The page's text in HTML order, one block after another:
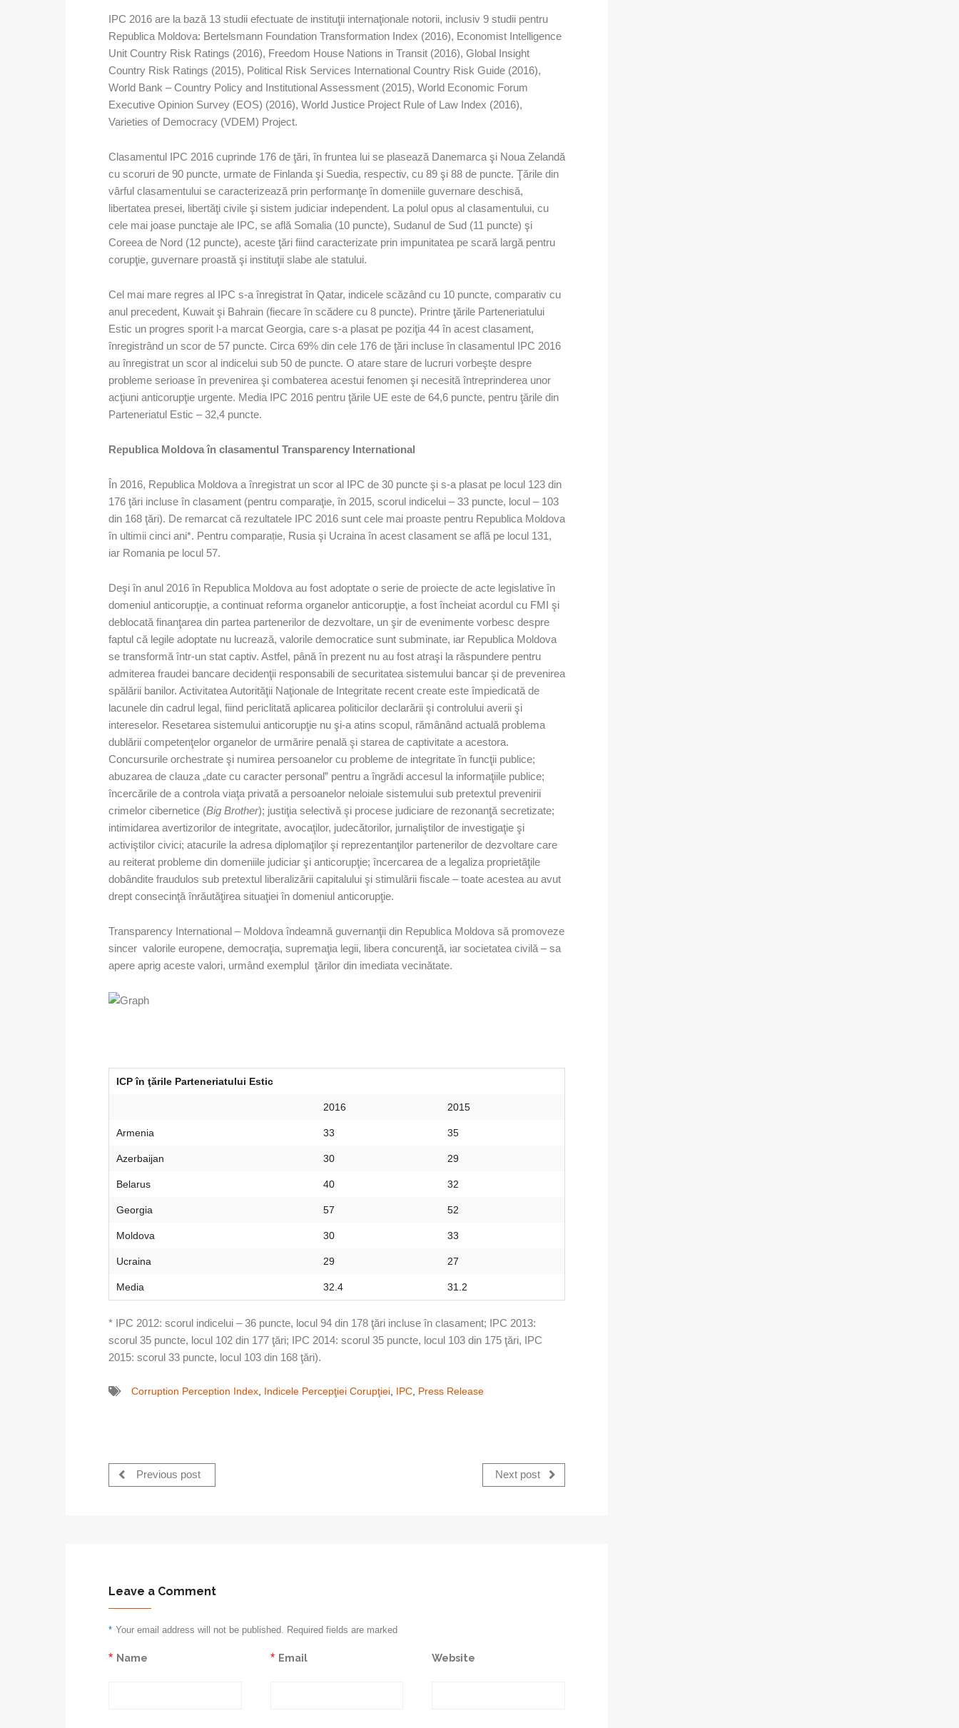
IPC 2016 are la bază 13 studii efectuate de instituţii internaţionale notorii, inclusiv 9 studii pentru
Republica Moldova: Bertelsmann Foundation Transformation Index (2016), Economist Intelligence
Unit Country Risk Ratings (2016), Freedom House Nations in Transit (2016), Global Insight
Country Risk Ratings (2015), Political Risk Services International Country Risk Guide (2016),
World Bank – Country Policy and Institutional Assessment (2015), World Economic Forum
Executive Opinion Survey (EOS) (2016), World Justice Project Rule of Law Index (2016),
Varieties of Democracy (VDEM) Project.
Clasamentul IPC 2016 cuprinde 176 de ţări, în fruntea lui se plasează Danemarca şi Noua Zelandă
cu scoruri de 90 puncte, urmate de Finlanda şi Suedia, respectiv, cu 89 şi 88 de puncte. Ţările din
vârful clasamentului se caracterizează prin performanţe în domeniile guvernare deschisă,
libertatea presei, libertăţi civile şi sistem judiciar independent. La polul opus al clasamentului, cu
cele mai joase punctaje ale IPC, se află Somalia (10 puncte), Sudanul de Sud (11 puncte) şi
Coreea de Nord (12 puncte), aceste ţări fiind caracterizate prin impunitatea pe scară largă pentru
corupţie, guvernare proastă şi instituţii slabe ale statului.
Cel mai mare regres al IPC s-a înregistrat în Qatar, indicele scăzând cu 10 puncte, comparativ cu
anul precedent, Kuwait şi Bahrain (fiecare în scădere cu 8 puncte). Printre ţările Parteneriatului
Estic un progres sporit l-a marcat Georgia, care s-a plasat pe poziţia 44 în acest clasament,
înregistrând un scor de 57 puncte. Circa 69% din cele 176 de ţări incluse în clasamentul IPC 2016
au înregistrat un scor al indicelui sub 50 de puncte. O atare stare de lucruri vorbeşte despre
probleme serioase în prevenirea şi combaterea acestui fenomen şi necesită întreprinderea unor
acţiuni anticorupţie urgente. Media IPC 2016 pentru ţările UE este de 64,6 puncte, pentru ţările din
Parteneriatul Estic – 32,4 puncte.
Republica Moldova în clasamentul Transparency International
În 2016, Republica Moldova a înregistrat un scor al IPC de 30 puncte şi s-a plasat pe locul 123 din
176 ţări incluse în clasament (pentru comparaţie, în 2015, scorul indicelui – 33 puncte, locul – 103
din 168 ţări). De remarcat că rezultatele IPC 2016 sunt cele mai proaste pentru Republica Moldova
în ultimii cinci ani*. Pentru comparație, Rusia şi Ucraina în acest clasament se află pe locul 131,
iar Romania pe locul 57.
Deşi în anul 2016 în Republica Moldova au fost adoptate o serie de proiecte de acte legislative în
domeniul anticorupţie, a continuat reforma organelor anticorupţie, a fost încheiat acordul cu FMI şi
deblocată finanţarea din partea partenerilor de dezvoltare, un şir de evenimente vorbesc despre
faptul că legile adoptate nu lucrează, valorile democratice sunt subminate, iar Republica Moldova
se transformă într-un stat captiv. Astfel, până în prezent nu au fost atraşi la răspundere pentru
admiterea fraudei bancare decidenţii responsabili de securitatea sistemului bancar şi de prevenirea
spălării banilor. Activitatea Autorităţii Naţionale de Integritate recent create este împiedicată de
lacunele din cadrul legal, fiind periclitată aplicarea politicilor declarării şi controlului averii şi
intereselor. Resetarea sistemului anticorupţie nu şi-a atins scopul, rămânând actuală problema
dublării competenţelor organelor de urmărire penală şi starea de captivitate a acestora.
Concursurile orchestrate şi numirea persoanelor cu probleme de integritate în funcţii publice;
abuzarea de clauza „date cu caracter personal” pentru a îngrădi accesul la informaţiile publice;
încercările de a controla viaţa privată a persoanelor neloiale sistemului sub pretextul prevenirii
crimelor cibernetice (Big Brother); justiţia selectivă şi procese judiciare de rezonanţă secretizate;
intimidarea avertizorilor de integritate, avocaţilor, judecătorilor, jurnaliştilor de investigaţie şi
activiştilor civici; atacurile la adresa diplomaţilor şi reprezentanţilor partenerilor de dezvoltare care
au reiterat probleme din domeniile judiciar şi anticorupţie; încercarea de a legaliza proprietăţile
dobândite fraudulos sub pretextul liberalizării capitalului şi stimulării fiscale – toate acestea au avut
drept consecinţă înrăutăţirea situaţiei în domeniul anticorupţie.
Transparency International – Moldova îndeamnă guvernanţii din Republica Moldova să promoveze
sincer valorile europene, democraţia, supremaţia legii, libera concurenţă, iar societatea civilă – sa
apere aprig aceste valori, urmând exemplul ţărilor din imediata vecinătate.
ICPîn ţările Parteneriatului Estic
2016 2015
Armenia 33 35
Azerbaijan 30 29
Belarus 40 32
Georgia 57 52
Moldova 30 33
Ucraina 29 27
Media 32.4 31.2
* IPC 2012: scorul indicelui – 36 puncte, locul 94 din 178 ţări incluse în clasament; IPC 2013:
scorul 35 puncte, locul 102 din 177 ţări; IPC 2014: scorul 35 puncte, locul 103 din 175 ţări, IPC
2015: scorul 33 puncte, locul 103 din 168 ţări).
Corruption Perception Index Indicele Percepţiei Corupţiei IPC Press Release
Previous post Next post
Leave a Comment
Your email address will not be published. Required fields are marked
*
Name
* Email
* Website